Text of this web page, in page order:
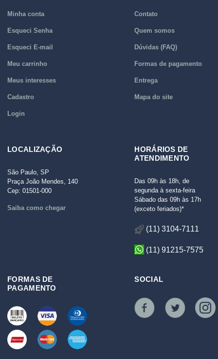
Minha conta
Esqueci Senha
Esqueci E-mail
Meu carrinho
Meus interesses
Cadastro
Login
Contato
Quem somos
Dúvidas (FAQ)
Formas de pagamento
Entrega
Mapa do site
LOCALIZAÇÃO
São Paulo, SP
Praça João Mendes, 140
Cep: 01501-000
Saiba como chegar
HORÁRIOS DE
ATENDIMENTO
Das 09h às 18h, de
segunda à sexta-feira
Sábado das 09h às 17h
(exceto feriados)*
(11) 3104-7111
(11) 91215-7575
FORMAS DE
PAGAMENTO
SOCIAL